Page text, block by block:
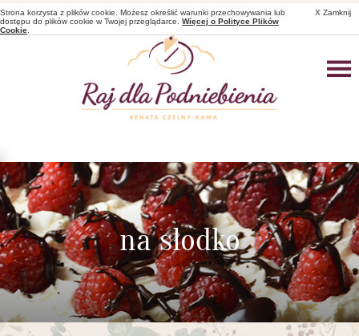
na słodko
X Zamknij
Strona korzysta z plików cookie. Możesz określić warunki przechowywania lub
dostępu do plików cookie w Twojej przeglądarce. Więcej o Polityce Plików
Cookie